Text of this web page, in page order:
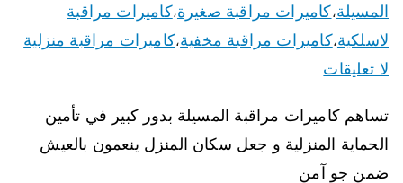
المسيلة،كاميرات مراقبة صغيرة،كاميرات مراقبة
لاسلكية،كاميرات مراقبة مخفية،كاميرات مراقبة منزلية
لا تعليقات
تساهم كاميرات مراقبة المسيلة بدور كبير في تأمين
الحماية المنزلية و جعل سكان المنزل ينعمون بالعيش
ضمن جو آمن